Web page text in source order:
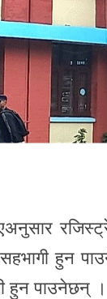
सहभागी
हुन पाउनेछन् ।